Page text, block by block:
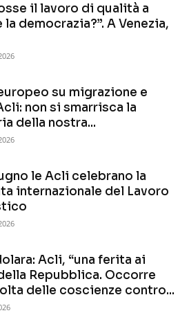
il lavoro di qualità a
la democrazia?”. A Venezia,
su migrazione e
non si smarrisca la
della nostra...
le Acli celebrano la
internazionale del Lavoro
Acli, “una ferita ai
Repubblica. Occorre
delle coscienze contro...